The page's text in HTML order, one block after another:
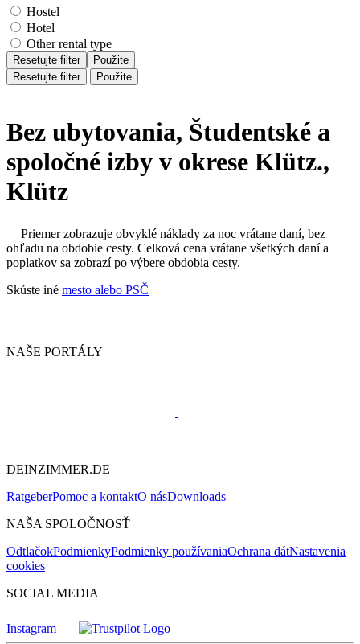
Hostel
Hotel
Other rental type
Resetujte filter
Použite
Resetujte filter
Použite
Bez ubytovania, Študentské a
spoločné izby v okrese Klütz.,
Klütz
Priemer zobrazuje obvyklé náklady za noc vrátane daní, bez
ohľadu na obdobie cesty. Celková cena vrátane všetkých daní a
poplatkov sa zobrazí po výbere obdobia cesty.
Skúste iné mesto alebo PSČ
NAŠE PORTÁLY
DEINZIMMER.DE
RatgeberPomoc a kontaktO násDownloads
NAŠA SPOLOČNOSŤ
OdtlačokPodmienkyPodmienky používaniaOchrana dátNastavenia
cookies
SOCIAL MEDIA
Instagram